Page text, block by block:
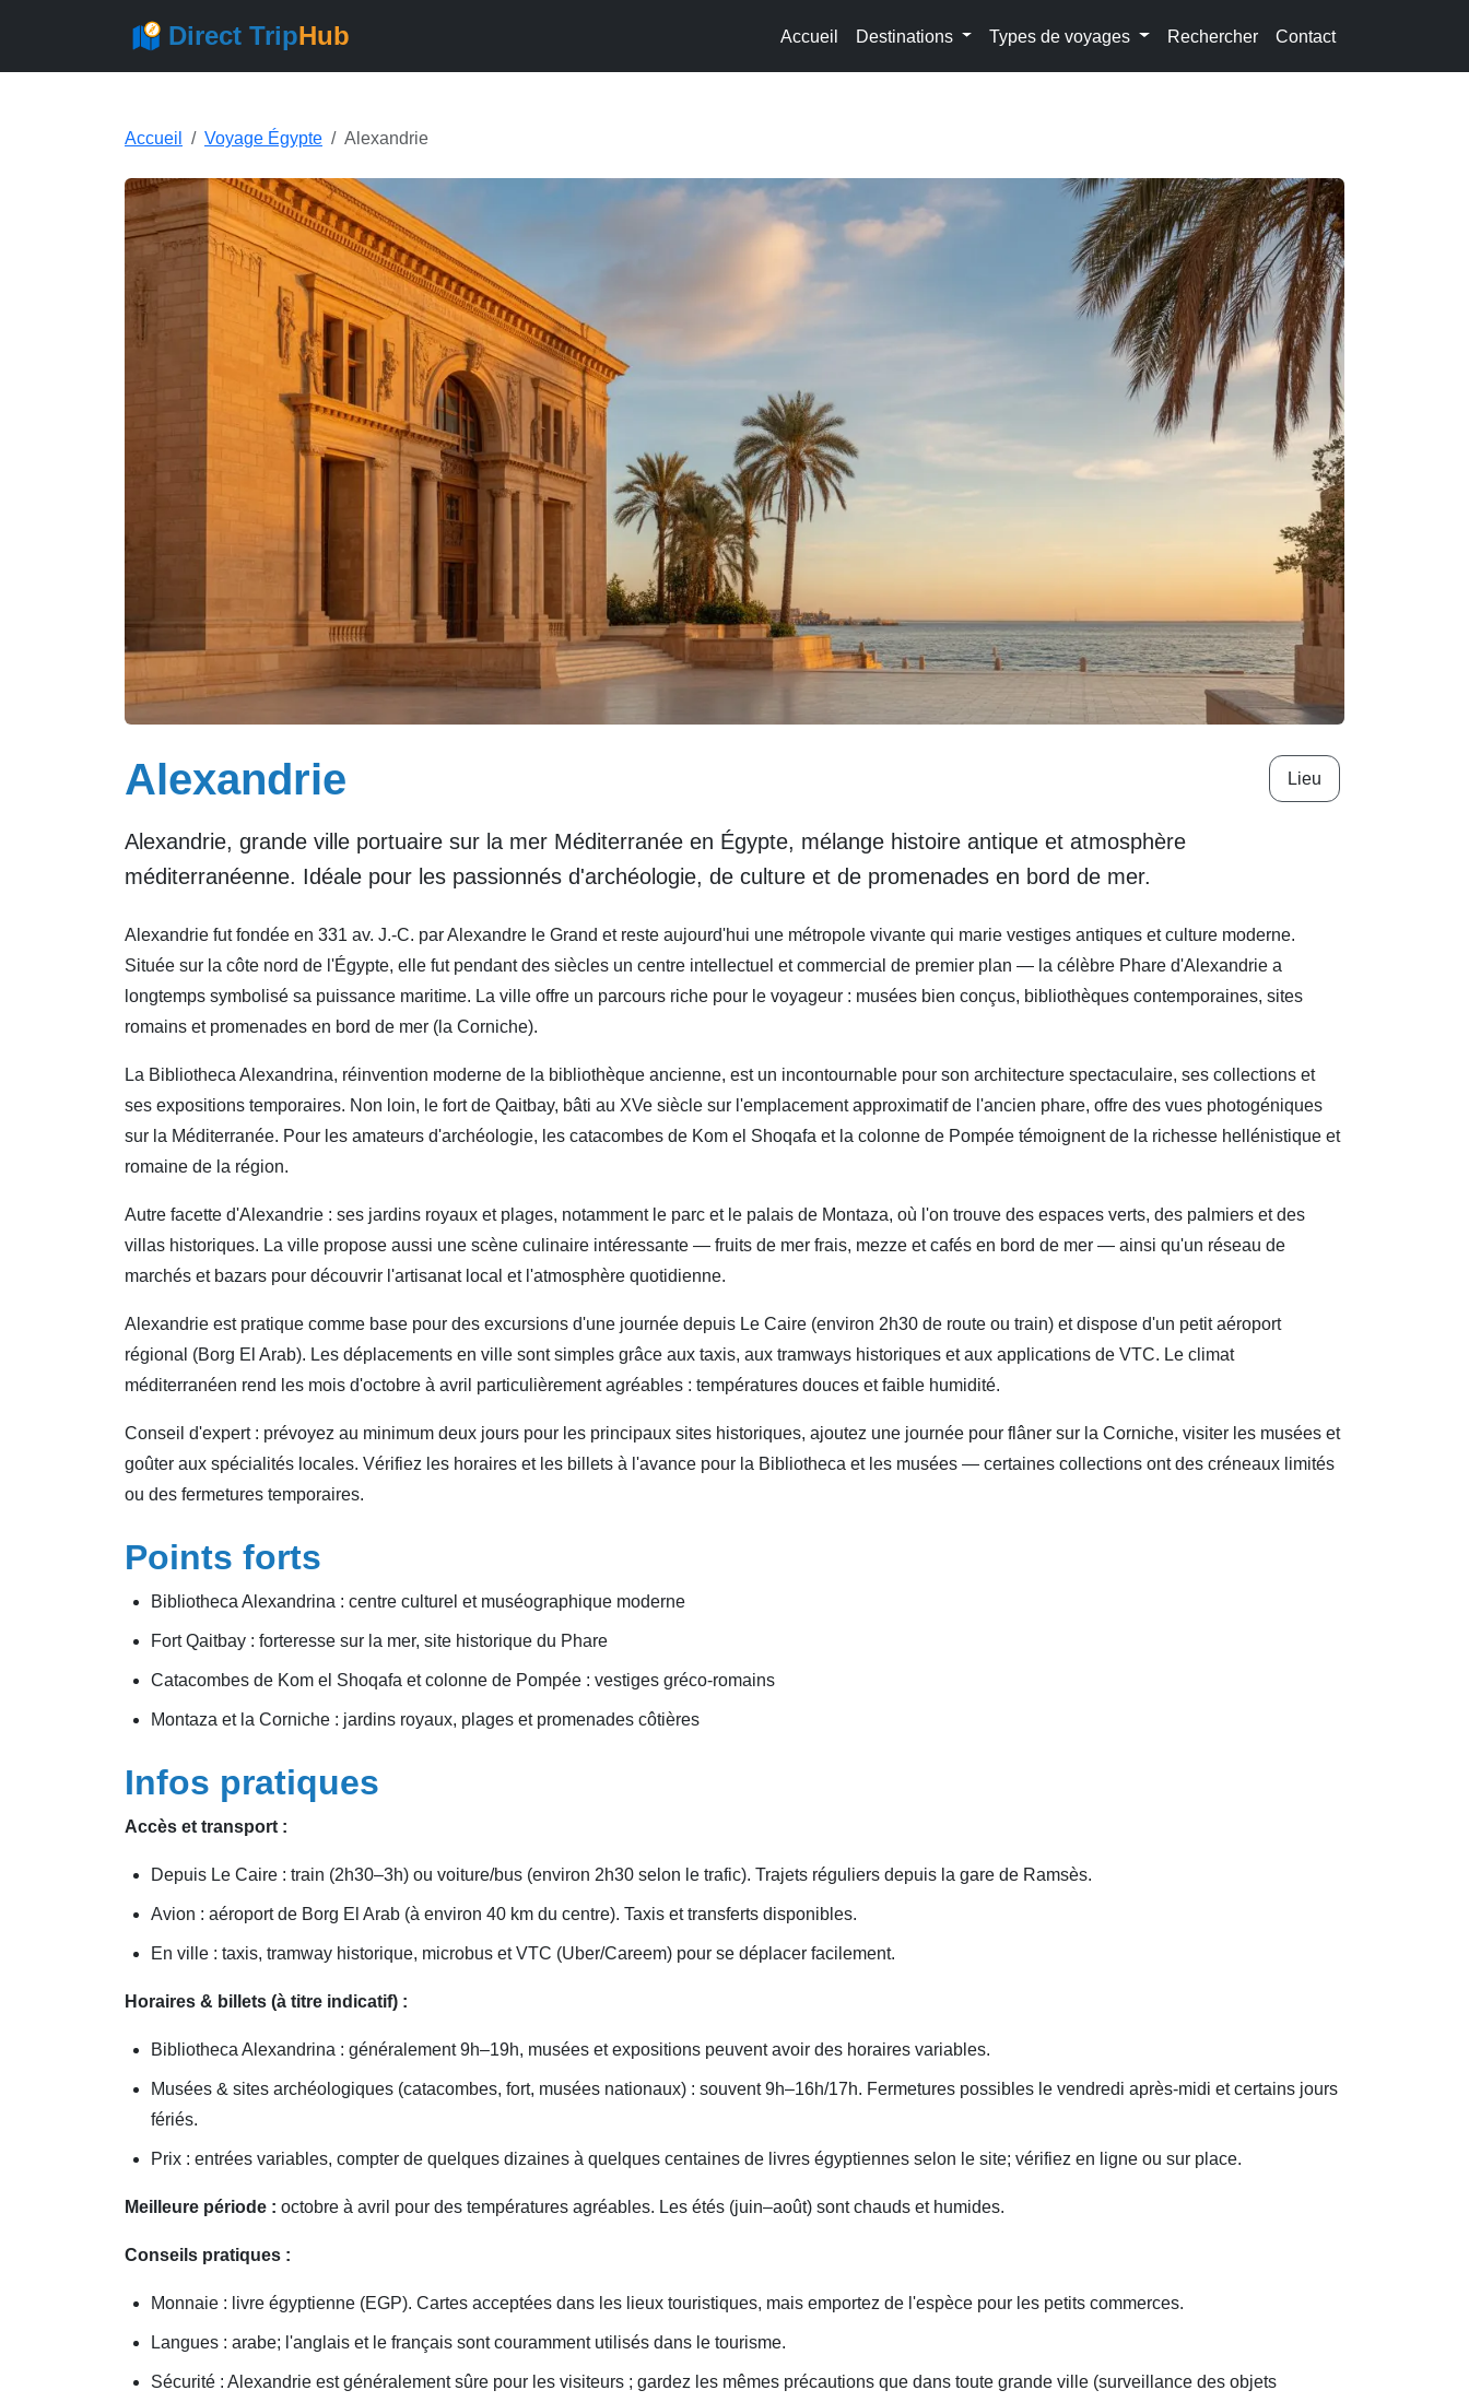
Direct TripHub Accueil Destinations Types de voyages Rechercher Contact
Accueil Voyage Égypte Alexandrie
Alexandrie Lieu
Alexandrie, grande ville portuaire sur la mer Méditerranée en Égypte, mélange histoire antique et atmosphère
méditerranéenne. Idéale pour les passionnés d'archéologie, de culture et de promenades en bord de mer.
Alexandrie fut fondée en 331 av. J.-C. par Alexandre le Grand et reste aujourd'hui une métropole vivante qui marie vestiges antiques et culture moderne.
Située sur la côte nord de l'Égypte, elle fut pendant des siècles un centre intellectuel et commercial de premier plan — la célèbre Phare d'Alexandrie a
longtemps symbolisé sa puissance maritime. La ville offre un parcours riche pour le voyageur : musées bien conçus, bibliothèques contemporaines, sites
romains et promenades en bord de mer (la Corniche).
La Bibliotheca Alexandrina, réinvention moderne de la bibliothèque ancienne, est un incontournable pour son architecture spectaculaire, ses collections et
ses expositions temporaires. Non loin, le fort de Qaitbay, bâti au XVe siècle sur l'emplacement approximatif de l'ancien phare, offre des vues photogéniques
sur la Méditerranée. Pour les amateurs d'archéologie, les catacombes de Kom el Shoqafa et la colonne de Pompée témoignent de la richesse hellénistique et
romaine de la région.
Autre facette d'Alexandrie : ses jardins royaux et plages, notamment le parc et le palais de Montaza, où l'on trouve des espaces verts, des palmiers et des
villas historiques. La ville propose aussi une scène culinaire intéressante — fruits de mer frais, mezze et cafés en bord de mer — ainsi qu'un réseau de
marchés et bazars pour découvrir l'artisanat local et l'atmosphère quotidienne.
Alexandrie est pratique comme base pour des excursions d'une journée depuis Le Caire (environ 2h30 de route ou train) et dispose d'un petit aéroport
régional (Borg El Arab). Les déplacements en ville sont simples grâce aux taxis, aux tramways historiques et aux applications de VTC. Le climat
méditerranéen rend les mois d'octobre à avril particulièrement agréables : températures douces et faible humidité.
Conseil d'expert : prévoyez au minimum deux jours pour les principaux sites historiques, ajoutez une journée pour flâner sur la Corniche, visiter les musées et
goûter aux spécialités locales. Vérifiez les horaires et les billets à l'avance pour la Bibliotheca et les musées — certaines collections ont des créneaux limités
ou des fermetures temporaires.
Points forts
Bibliotheca Alexandrina : centre culturel et muséographique moderne
Fort Qaitbay : forteresse sur la mer, site historique du Phare
Catacombes de Kom el Shoqafa et colonne de Pompée : vestiges gréco-romains
Montaza et la Corniche : jardins royaux, plages et promenades côtières
Infos pratiques
Accès et transport :
Depuis Le Caire : train (2h30–3h) ou voiture/bus (environ 2h30 selon le trafic). Trajets réguliers depuis la gare de Ramsès.
Avion : aéroport de Borg El Arab (à environ 40 km du centre). Taxis et transferts disponibles.
En ville : taxis, tramway historique, microbus et VTC (Uber/Careem) pour se déplacer facilement.
Horaires & billets (à titre indicatif) :
Bibliotheca Alexandrina : généralement 9h–19h, musées et expositions peuvent avoir des horaires variables.
Musées & sites archéologiques (catacombes, fort, musées nationaux) : souvent 9h–16h/17h. Fermetures possibles le vendredi après-midi et certains jours
fériés.
Prix : entrées variables, compter de quelques dizaines à quelques centaines de livres égyptiennes selon le site; vérifiez en ligne ou sur place.
Meilleure période : octobre à avril pour des températures agréables. Les étés (juin–août) sont chauds et humides.
Conseils pratiques :
Monnaie : livre égyptienne (EGP). Cartes acceptées dans les lieux touristiques, mais emportez de l'espèce pour les petits commerces.
Langues : arabe; l'anglais et le français sont couramment utilisés dans le tourisme.
Sécurité : Alexandrie est généralement sûre pour les visiteurs ; gardez les mêmes précautions que dans toute grande ville (surveillance des objets